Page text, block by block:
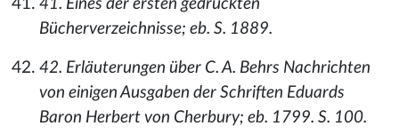
41. Eines der ersten gedruckten
Bücherverzeichnisse; eb. S. 1889.
42. Erläuterungen über C. A. Behrs Nachrichten
von einigen Ausgaben der Schriften Eduards
Baron Herbert von Cherbury; eb. 1799. S. 100.